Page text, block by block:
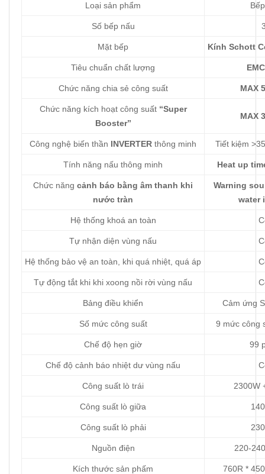
Loại sản phẩm
Số bếp nấu
Mặt bếp Kính Schott
Tiêu chuẩn chất lượng
Chức năng chia sẻ công suất MAX
Chức năng kích hoạt công suất “Super
Booster”
MAX
Công nghệ biến thần INVERTER thông minh Tiết kiệm
Tính năng nấu thông minh Heat up
Chức năng cảnh báo bằng âm thanh khi
nước tràn
Warning
water
Hệ thống khoá an toàn
Tự nhận diện vùng nấu
Hệ thống bảo vệ an toàn, khi quá nhiệt, quá áp
Tự động tắt khi khi xoong nồi rời vùng nấu
Bảng điều khiển Cảm ứng
Số mức công suất 9 mức công
Chế độ hẹn giờ 99
Chế độ cảnh báo nhiệt dư vùng nấu
Công suất lò trái 2300W
Công suất lò giữa
Công suất lò phải
Nguồn điện 220-
Kích thước sản phấm 760R *